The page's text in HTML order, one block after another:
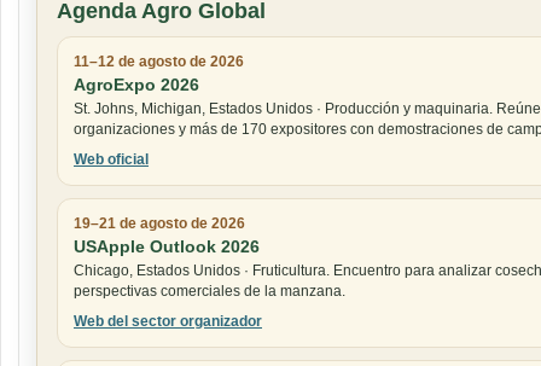
Agenda Agro Global
11–12 de agosto de 2026
AgroExpo 2026
St. Johns, Michigan, Estados Unidos · Producción y maquinaria.
organizaciones y más de 170 expositores con demostraciones de
Web oficial
19–21 de agosto de 2026
USApple Outlook 2026
Chicago, Estados Unidos · Fruticultura. Encuentro para analizar
perspectivas comerciales de la manzana.
Web del sector organizador